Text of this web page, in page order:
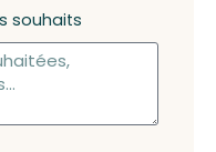
souhaits